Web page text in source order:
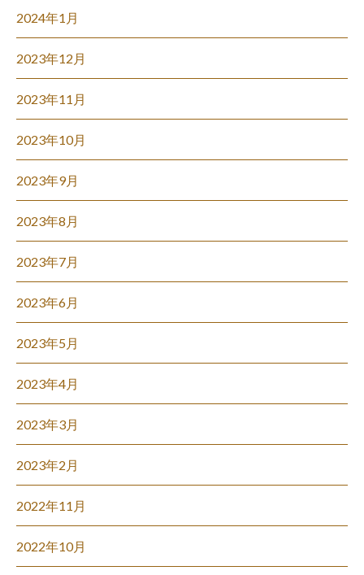
2024年1月
2023年12月
2023年11月
2023年10月
2023年9月
2023年8月
2023年7月
2023年6月
2023年5月
2023年4月
2023年3月
2023年2月
2022年11月
2022年10月